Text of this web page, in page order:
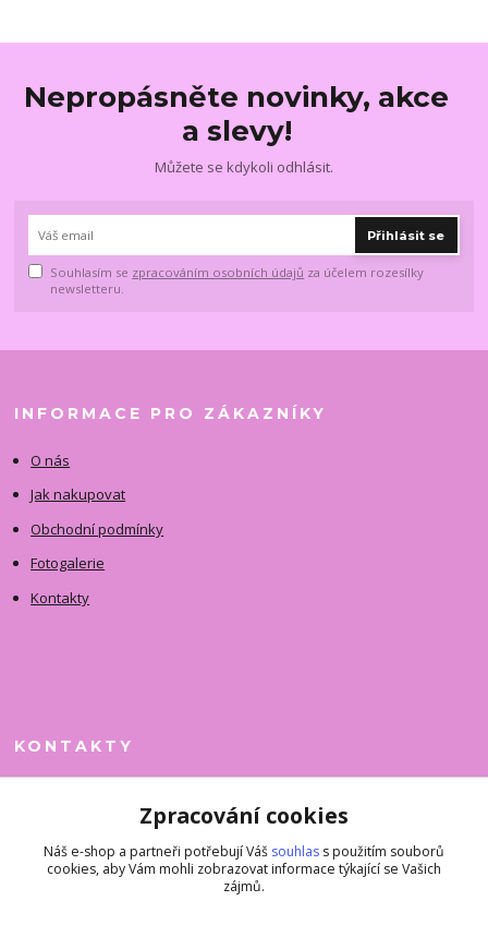
Nepropásněte novinky, akce
a slevy!
Můžete se kdykoli odhlásit.
Přihlásit se
Souhlasím se zpracováním osobních údajů za účelem rozesílky
newsletteru.
INFORMACE PRO ZÁKAZNÍKY
O nás
Jak nakupovat
Obchodní podmínky
Fotogalerie
Kontakty
KONTAKTY
+420 731 390 323
superkousky@jetovmode.cz
Zpracování cookies
Náš e-shop a partneři potřebují Váš souhlas s použitím souborů
cookies, aby Vám mohli zobrazovat informace týkající se Vašich
zájmů.